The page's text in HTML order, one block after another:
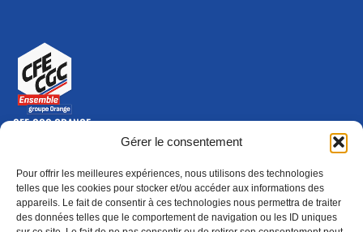
Gérer le consentement
Pour offrir les meilleures expériences, nous utilisons des technologies
telles que les cookies pour stocker et/ou accéder aux informations des
appareils. Le fait de consentir à ces technologies nous permettra de traiter
des données telles que le comportement de navigation ou les ID uniques
CFE-CGC ORANGE
10-12 rue Saint Amand, 75015 Paris Cedex 15
Nous contacter
01 46 79 28 74
S'ABONNER(NOUVELLE FENÊTRE)
ADHÉRER